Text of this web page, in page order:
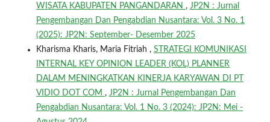
WISATA KABUPATEN PANGANDARAN , JP2N : Jurnal
Pengembangan Dan Pengabdian Nusantara: Vol. 3 No. 1
(2025): JP2N: September- Desember 2025
Kharisma Kharis, Maria Fitriah , STRATEGI KOMUNIKASI
INTERNAL KEY OPINION LEADER (KOL) PLANNER
DALAM MENINGKATKAN KINERJA KARYAWAN DI PT
VIDIO DOT COM , JP2N : Jurnal Pengembangan Dan
Pengabdian Nusantara: Vol. 1 No. 3 (2024): JP2N: Mei -